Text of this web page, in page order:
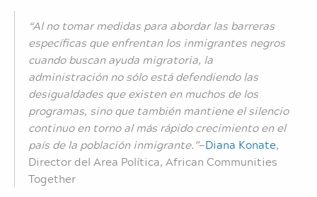
“Al no tomar medidas para abordar las barreras
específicas que enfrentan los inmigrantes negros
cuando buscan ayuda migratoria, la
administración no sólo está defendiendo las
desigualdades que existen en muchos de los
programas, sino que también mantiene el silencio
continuo en torno al más rápido crecimiento en el
país de la población inmigrante.”—Diana Konate,
Director del Area Política, African Communities
Together